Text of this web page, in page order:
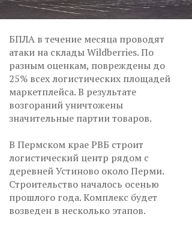
БПЛА в течение месяца проводят
атаки на склады Wildberries. По
разным оценкам, повреждены до
25% всех логистических площадей
маркетплейса. В результате
возгораний уничтожены
значительные партии товаров.
В Пермском крае РВБ строит
логистический центр рядом с
деревней Устиново около Перми.
Строительство началось осенью
прошлого года. Комплекс будет
возведен в несколько этапов.